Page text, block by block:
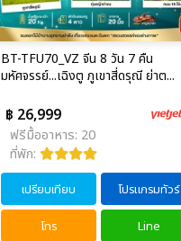
BT-TFU70_VZ จีน 8 วัน 7 คืน
มหัศจรรย์...เฉิงตู ภูเขาสี่ดรุณี ย่าต...
฿ 26,999
ฟรีมื้ออาหาร: 20
ที่พัก:
เปรียบเทียบ โปรแกรมทัวร์
โทร Line